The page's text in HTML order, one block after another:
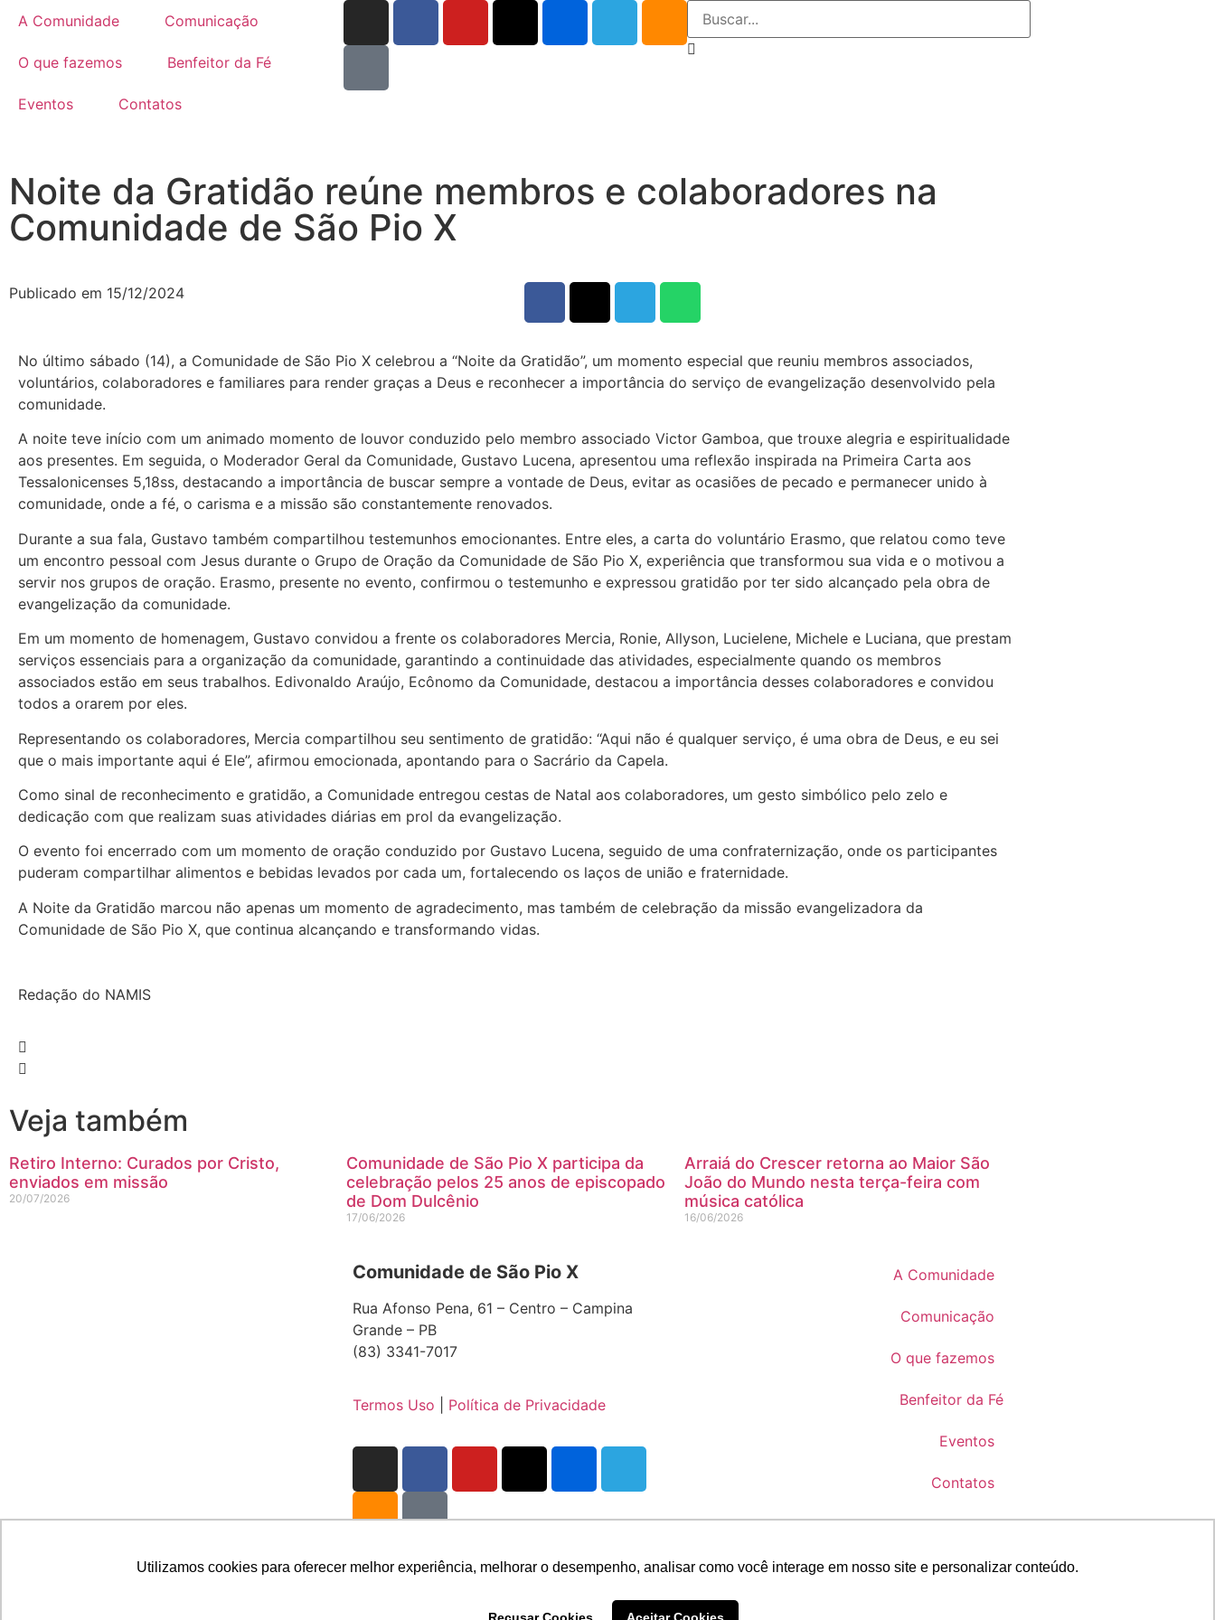
Utilizamos cookies para oferecer melhor experiência, melhorar o desempenho, analisar como você interage em nosso site e personalizar conteúdo.
A Comunidade Comunicação
O que fazemos Benfeitor da Fé
Eventos Contatos
Noite da Gratidão reúne membros e colaboradores na
Comunidade de São Pio X
Publicado em 15/12/2024
No último sábado (14), a Comunidade de São Pio X celebrou a “Noite da Gratidão”, um momento especial que reuniu membros associados,
voluntários, colaboradores e familiares para render graças a Deus e reconhecer a importância do serviço de evangelização desenvolvido pela
comunidade.
A noite teve início com um animado momento de louvor conduzido pelo membro associado Victor Gamboa, que trouxe alegria e espiritualidade
aos presentes. Em seguida, o Moderador Geral da Comunidade, Gustavo Lucena, apresentou uma reflexão inspirada na Primeira Carta aos
Tessalonicenses 5,18ss, destacando a importância de buscar sempre a vontade de Deus, evitar as ocasiões de pecado e permanecer unido à
comunidade, onde a fé, o carisma e a missão são constantemente renovados.
Durante a sua fala, Gustavo também compartilhou testemunhos emocionantes. Entre eles, a carta do voluntário Erasmo, que relatou como teve
um encontro pessoal com Jesus durante o Grupo de Oração da Comunidade de São Pio X, experiência que transformou sua vida e o motivou a
servir nos grupos de oração. Erasmo, presente no evento, confirmou o testemunho e expressou gratidão por ter sido alcançado pela obra de
evangelização da comunidade.
Em um momento de homenagem, Gustavo convidou a frente os colaboradores Mercia, Ronie, Allyson, Lucielene, Michele e Luciana, que prestam
serviços essenciais para a organização da comunidade, garantindo a continuidade das atividades, especialmente quando os membros
associados estão em seus trabalhos. Edivonaldo Araújo, Ecônomo da Comunidade, destacou a importância desses colaboradores e convidou
todos a orarem por eles.
Representando os colaboradores, Mercia compartilhou seu sentimento de gratidão: “Aqui não é qualquer serviço, é uma obra de Deus, e eu sei
que o mais importante aqui é Ele”, afirmou emocionada, apontando para o Sacrário da Capela.
Como sinal de reconhecimento e gratidão, a Comunidade entregou cestas de Natal aos colaboradores, um gesto simbólico pelo zelo e
dedicação com que realizam suas atividades diárias em prol da evangelização.
O evento foi encerrado com um momento de oração conduzido por Gustavo Lucena, seguido de uma confraternização, onde os participantes
puderam compartilhar alimentos e bebidas levados por cada um, fortalecendo os laços de união e fraternidade.
A Noite da Gratidão marcou não apenas um momento de agradecimento, mas também de celebração da missão evangelizadora da
Comunidade de São Pio X, que continua alcançando e transformando vidas.
Redação do NAMIS
Veja também
Retiro Interno: Curados por Cristo,
enviados em missão
20/07/2026
Comunidade de São Pio X participa da
celebração pelos 25 anos de episcopado
de Dom Dulcênio
17/06/2026
Arraiá do Crescer retorna ao Maior São
João do Mundo nesta terça-feira com
música católica
16/06/2026
Comunidade de São Pio X
Rua Afonso Pena, 61 – Centro – Campina
Grande – PB
(83) 3341-7017
Termos Uso Política de Privacidade
A Comunidade
Comunicação
O que fazemos
Benfeitor da Fé
Eventos
Contatos